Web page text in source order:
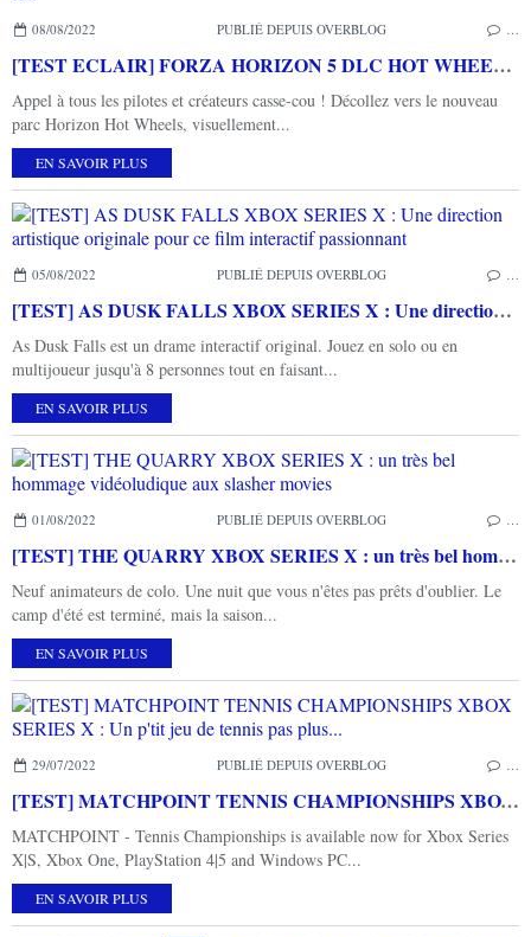
08/08/2022 PUBLIÉ DEPUIS OVERBLOG
[TEST ECLAIR] FORZA HORIZON 5 DLC HOT WHEELS XBOX SERIES X : Des loopings, de la vitesse et encore plus de fun
Appel à tous les pilotes et créateurs casse-cou ! Décollez vers le nouveau
parc Horizon Hot Wheels, visuellement...
EN SAVOIR PLUS
05/08/2022 PUBLIÉ DEPUIS OVERBLOG
[TEST] AS DUSK FALLS XBOX SERIES X : Une direction artistique originale pour ce film interactif passionnant
As Dusk Falls est un drame interactif original. Jouez en solo ou en
multijoueur jusqu'à 8 personnes tout en faisant...
EN SAVOIR PLUS
01/08/2022 PUBLIÉ DEPUIS OVERBLOG
[TEST] THE QUARRY XBOX SERIES X : un très bel hommage vidéoludique aux slasher movies
Neuf animateurs de colo. Une nuit que vous n'êtes pas prêts d'oublier. Le
camp d'été est terminé, mais la saison...
EN SAVOIR PLUS
29/07/2022 PUBLIÉ DEPUIS OVERBLOG
[TEST] MATCHPOINT TENNIS CHAMPIONSHIPS XBOX SERIES X : Un p'tit jeu de tennis pas plus...
MATCHPOINT - Tennis Championships is available now for Xbox Series
X|S, Xbox One, PlayStation 4|5 and Windows PC...
EN SAVOIR PLUS